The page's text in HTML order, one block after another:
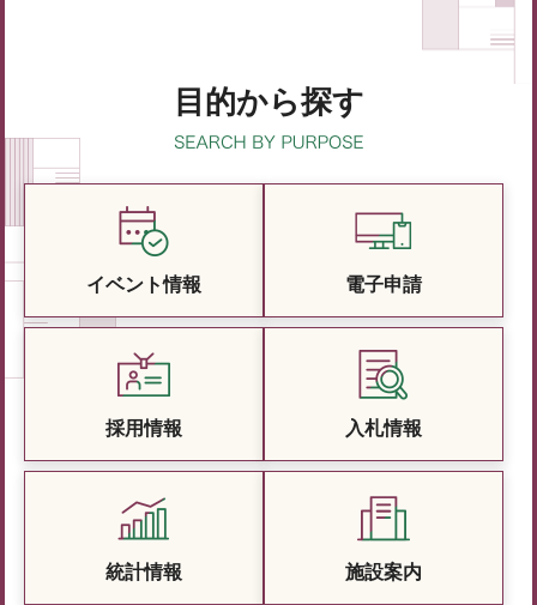
目的から探す
イベント情報 電子申請
採用情報 入札情報
統計情報 施設案内